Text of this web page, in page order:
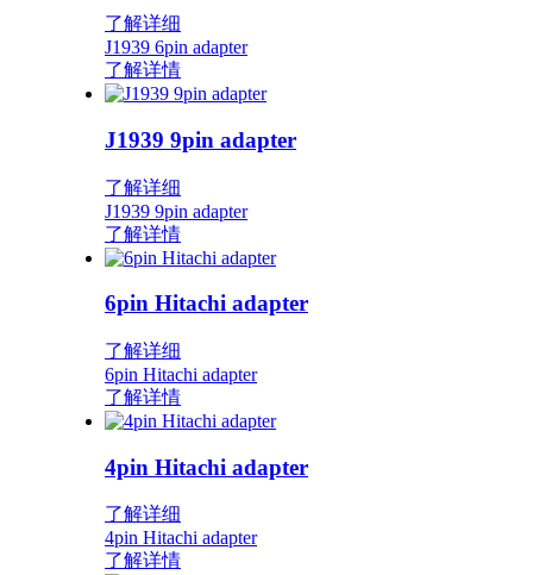
了解详细
J1939 6pin adapter
了解详情
J1939 9pin adapter
了解详细
J1939 9pin adapter
了解详情
6pin Hitachi adapter
了解详细
6pin Hitachi adapter
了解详情
4pin Hitachi adapter
了解详细
4pin Hitachi adapter
了解详情